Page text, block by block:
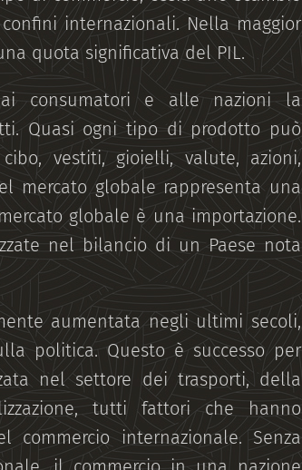
internazionali. Nella maggior
quota significativa del PIL.
ai consumatori e alle nazioni la
Quasi ogni tipo di prodotto può
vestiti, gioielli, valute, azioni,
mercato globale rappresenta una
globale è una importazione.
nel bilancio di un Paese nota
aumentata negli ultimi secoli,
politica. Questo è successo per
nel settore dei trasporti, della
tutti fattori che hanno
internazionale. Senza